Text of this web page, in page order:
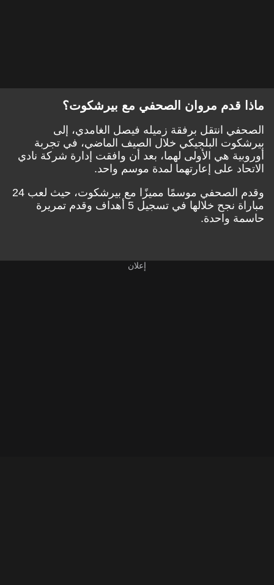
ماذا قدم مروان الصحفي مع بيرشكوت؟
الصحفي انتقل برفقة زميله فيصل الغامدي، إلى
بيرشكوت البلجيكي خلال الصيف الماضي، في تجربة
أوروبية هي الأولى لهما، بعد أن وافقت إدارة شركة نادي
الاتحاد على إعارتهما لمدة موسم واحد.
وقدم الصحفي موسمًا مميزًا مع بيرشكوت، حيث لعب 24
مباراة نجح خلالها في تسجيل 5 أهداف وقدم تمريرة
حاسمة واحدة.